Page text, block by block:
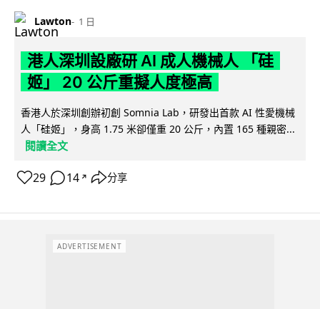
Lawton 1 日
港人深圳設廠研 AI 成人機械人 「硅
姬」 20 公斤重擬人度極高
香港人於深圳創辦初創 Somnia Lab，研發出首款 AI 性愛機械
人「硅姬」，身高 1.75 米卻僅重 20 公斤，內置 165 種親密...
閱讀全文
29 14 ↗ 分享
ADVERTISEMENT